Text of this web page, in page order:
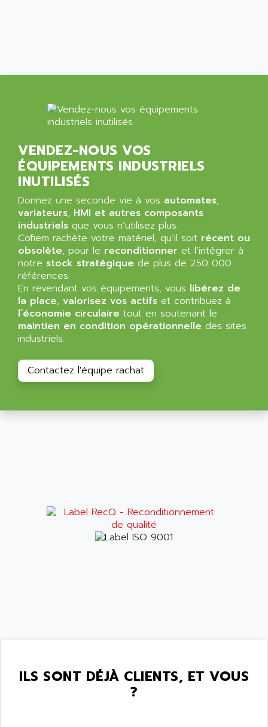
VENDEZ-NOUS VOS
ÉQUIPEMENTS INDUSTRIELS
INUTILISÉS
Donnez une seconde vie à vos automates,
variateurs, HMI et autres composants
industriels que vous n’utilisez plus.
Cofiem rachète votre matériel, qu’il soit récent ou
obsolète, pour le reconditionner et l’intégrer à
notre stock stratégique de plus de 250 000
références.
En revendant vos équipements, vous libérez de
la place, valorisez vos actifs et contribuez à
l’économie circulaire tout en soutenant le
maintien en condition opérationnelle des sites
industriels.
Contactez l'équipe rachat
ILS SONT DÉJÀ CLIENTS, ET VOUS
?